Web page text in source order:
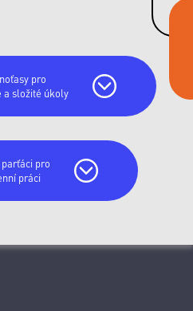
pro
a složité úkoly
pro
práci